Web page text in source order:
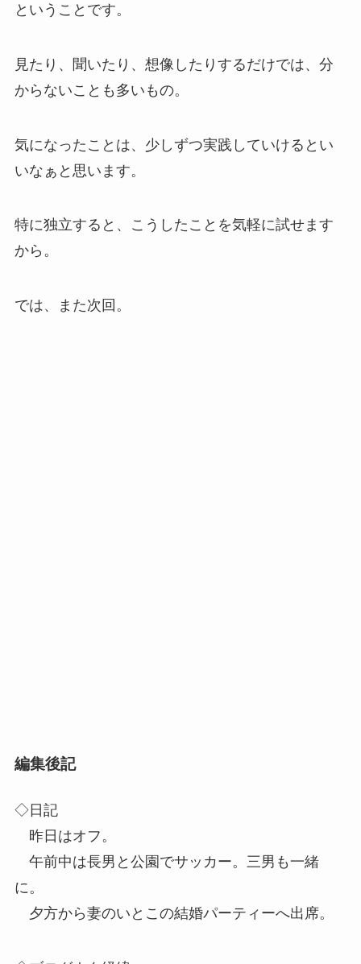
ということです。
見たり、聞いたり、想像したりするだけでは、分
からないことも多いもの。
気になったことは、少しずつ実践していけるとい
いなぁと思います。
特に独立すると、こうしたことを気軽に試せます
から。
では、また次回。
編集後記
◇日記
昨日はオフ。
午前中は長男と公園でサッカー。三男も一緒
に。
夕方から妻のいとこの結婚パーティーへ出席。